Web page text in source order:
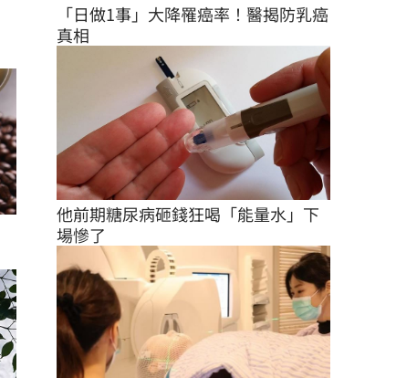
「日做1事」大降罹癌率！醫揭防乳癌
真相
他前期糖尿病砸錢狂喝「能量水」下
場慘了